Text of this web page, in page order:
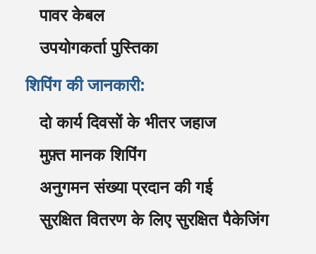
पावर केबल
उपयोगकर्ता पुस्तिका
शिपिंग की जानकारी:
दो कार्य दिवसों के भीतर जहाज
मुफ़्त मानक शिपिंग
अनुगमन संख्या प्रदान की गई
सुरक्षित वितरण के लिए सुरक्षित पैकेजिंग